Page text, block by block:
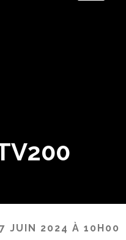
JUIN 2024 À 10H00